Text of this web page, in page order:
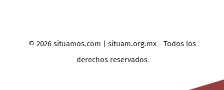
© 2026 situamos.com | situam.org.mx - Todos los
derechos reservados